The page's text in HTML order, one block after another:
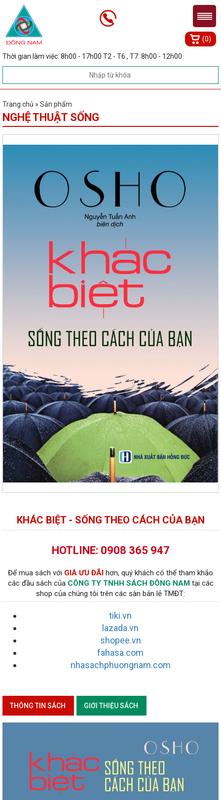
Thời gian làm việc: 8h00 - 17h00 T2 - T6 , T7: 8h00 - 12h00
(0)
Trang chủ » Sản phẩm
NGHỆ THUẬT SỐNG
KHÁC BIỆT - SỐNG THEO CÁCH CỦA BẠN
HOTLINE: 0908 365 947
Để mua sách với GIÁ ƯU ĐÃI hơn, quý khách có thể tham khảo
các đầu sách của CÔNG TY TNHH SÁCH ĐÔNG NAMtại các
shop của chúng tôi trên các sàn bán lẻ TMĐT:
tiki.vn
lazada.vn
shopee.vn
fahasa.com
nhasachphuongnam.com
THÔNG TIN SÁCH GIỚI THIỆU SÁCH